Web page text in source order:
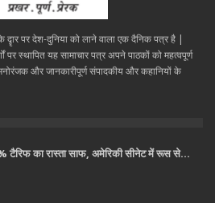
दॄार पर देश-दुनिया को लाने वाला एक दैनिक पत्र है |
स्थापित यह सामाचार पत्र अपने पाठकों को महत्वपूर्ण
और जानकारीपूर्ण संपादकीय और कहानियों के
टैरिफ का रास्ता साफ, अमेरिकी सीनेट में रूस से…